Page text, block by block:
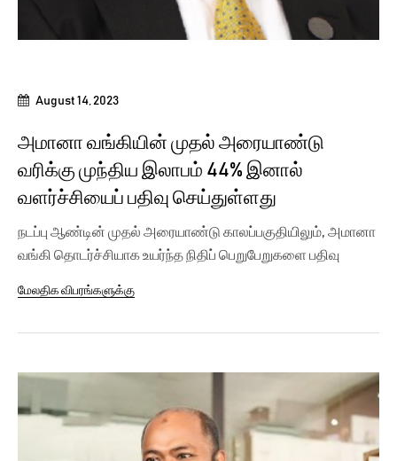
August 14, 2023
அமானா வங்கியின் முதல் அரையாண்டு
வரிக்கு முந்திய இலாபம் 44% இனால்
வளர்ச்சியைப் பதிவு செய்துள்ளது
நடப்பு ஆண்டின் முதல் அரையாண்டு காலப்பகுதியிலும், அமானா
வங்கி தொடர்ச்சியாக உயர்ந்த நிதிப் பெறுபேறுகளை பதிவு
மேலதிக விபரங்களுக்கு